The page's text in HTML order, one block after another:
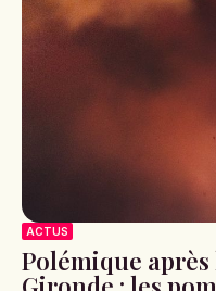
ACTUS
Polémique